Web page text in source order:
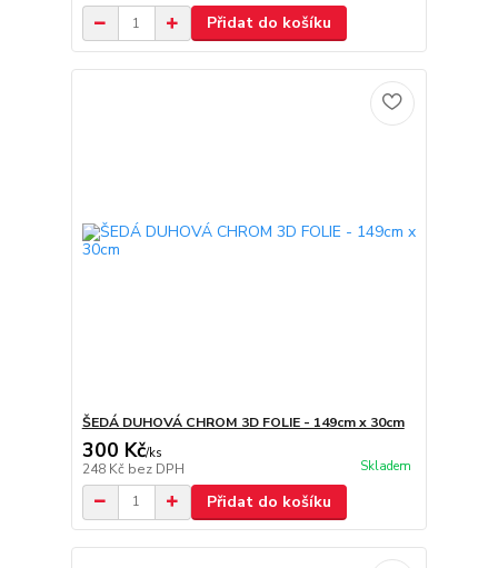
Přidat do košíku
ŠEDÁ DUHOVÁ CHROM 3D FOLIE - 149cm x 30cm
300 Kč/ks
248 Kč bez DPH Skladem
Přidat do košíku